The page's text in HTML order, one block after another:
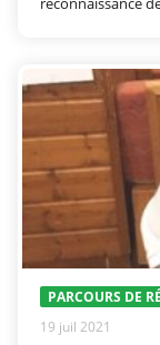
PARCOURS DE
19 juil 2021